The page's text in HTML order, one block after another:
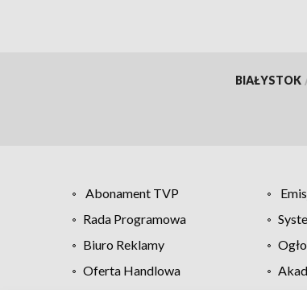
BIAŁYSTOK
Abonament TVP
Rada Programowa
Biuro Reklamy
Oferta Handlowa